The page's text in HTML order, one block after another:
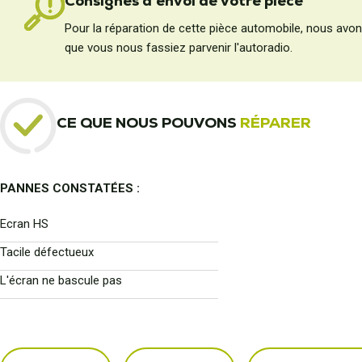
Pour la réparation de cette pièce automobile, nous
que vous nous fassiez parvenir l'autoradio.
CE QUE NOUS POUVONS RÉPARER
PANNES CONSTATÉES :
Ecran HS
Tacile défectueux
L'écran ne bascule pas